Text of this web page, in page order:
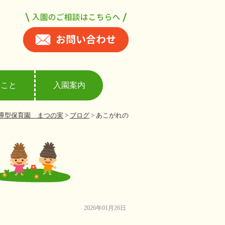
と 入園案内
型保育園 まつの実 > ブログ > あこがれの
2026年01月26日